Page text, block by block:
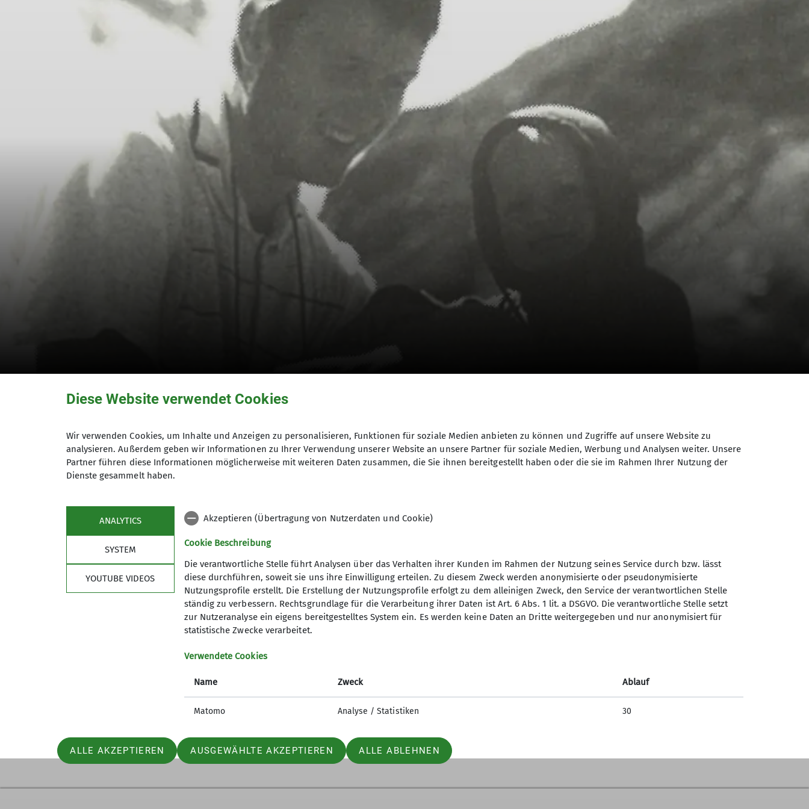
Rentier-e-XL - Senioren-Wanderungen
Skigruppe-Erzgebirge für Schneesportbegeisterte
Mitteilungsheft 07
1994
Mitteilungshefte
© DAV
Mitteilungsheft lesen:pdf-Datei
Diese Website verwendet Cookies
Wir verwenden Cookies, um Inhalte und Anzeigen zu personalisieren, Funktionen für soziale Medien anbieten zu können und Zugriffe auf unsere Website zu
analysieren. Außerdem geben wir Informationen zu Ihrer Verwendung unserer Website an unsere Partner für soziale Medien, Werbung und Analysen weiter. Unsere
Partner führen diese Informationen möglicherweise mit weiteren Daten zusammen, die Sie ihnen bereitgestellt haben oder die sie im Rahmen Ihrer Nutzung der
Dienste gesammelt haben.
ANALYTICS
SYSTEM
YOUTUBE VIDEOS
Akzeptieren (Übertragung von Nutzerdaten und Cookie)
Cookie Beschreibung
Die verantwortliche Stelle führt Analysen über das Verhalten ihrer Kunden im Rahmen der Nutzung seines Service durch bzw. lässt
diese durchführen, soweit sie uns ihre Einwilligung erteilen. Zu diesem Zweck werden anonymisierte oder pseudonymisierte
Nutzungsprofile erstellt. Die Erstellung der Nutzungsprofile erfolgt zu dem alleinigen Zweck, den Service der verantwortlichen Stelle
ständig zu verbessern. Rechtsgrundlage für die Verarbeitung ihrer Daten ist Art. 6 Abs. 1 lit. a DSGVO. Die verantwortliche Stelle setzt
zur Nutzeranalyse ein eigens bereitgestelltes System ein. Es werden keine Daten an Dritte weitergegeben und nur anonymisiert für
statistische Zwecke verarbeitet.
Verwendete Cookies
Name Zweck Ablauf
Matomo Analyse / Statistiken 30
ALLE AKZEPTIEREN AUSGEWÄHLTE AKZEPTIEREN ALLE ABLEHNEN